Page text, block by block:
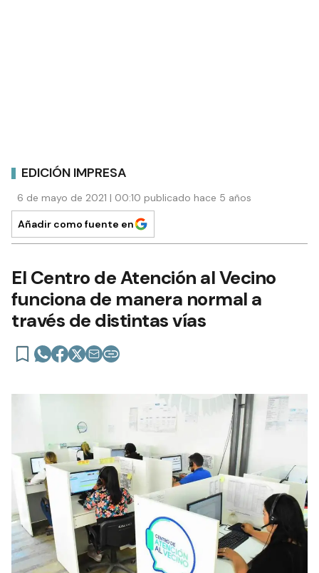
EDICIÓN IMPRESA
6 de mayo de 2021 | 00:10 publicado hace 5 años
Añadir como fuente en
El Centro de Atención al Vecino
funciona de manera normal a
través de distintas vías